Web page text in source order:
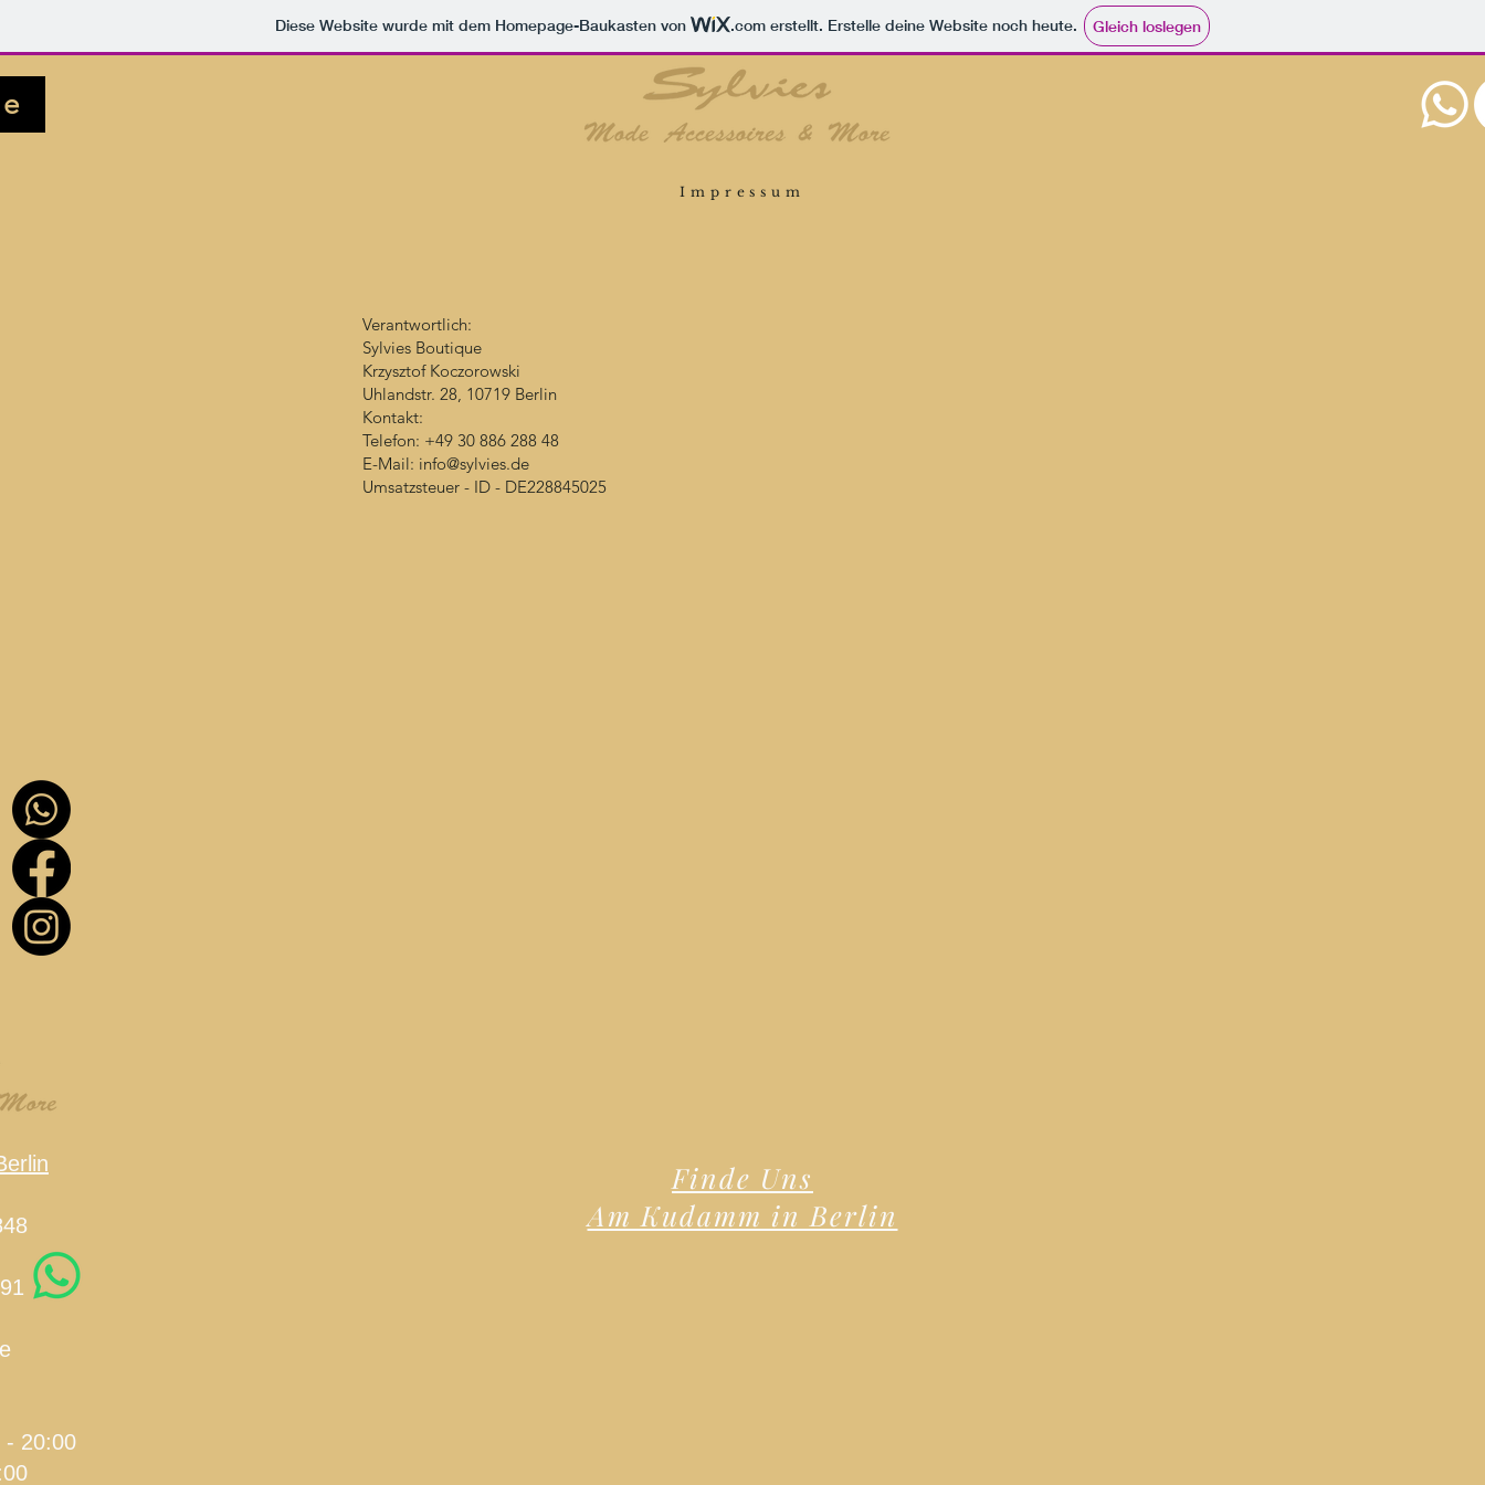
Diese Website wurde mit dem Homepage-Baukasten von .com erstellt. Erstelle deine Website noch heute. Gleich loslegen
Impressum
Verantwortlich:
Sylvies Boutique
Krzysztof Koczorowski
Uhlandstr. 28, 10719 Berlin
Kontakt:
Telefon: +49 30 886 288 48
E-Mail: info@sylvies.de
Umsatzsteuer - ID - DE228845025
- 20:00
Finde Uns
Am Kudamm in Berlin